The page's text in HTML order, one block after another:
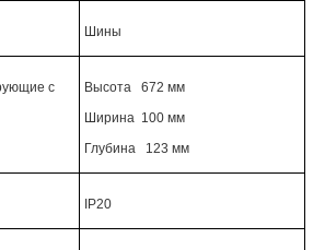
Шины
с
Высота 672 мм
Ширина 100 мм
Глубина 123 мм
IP20